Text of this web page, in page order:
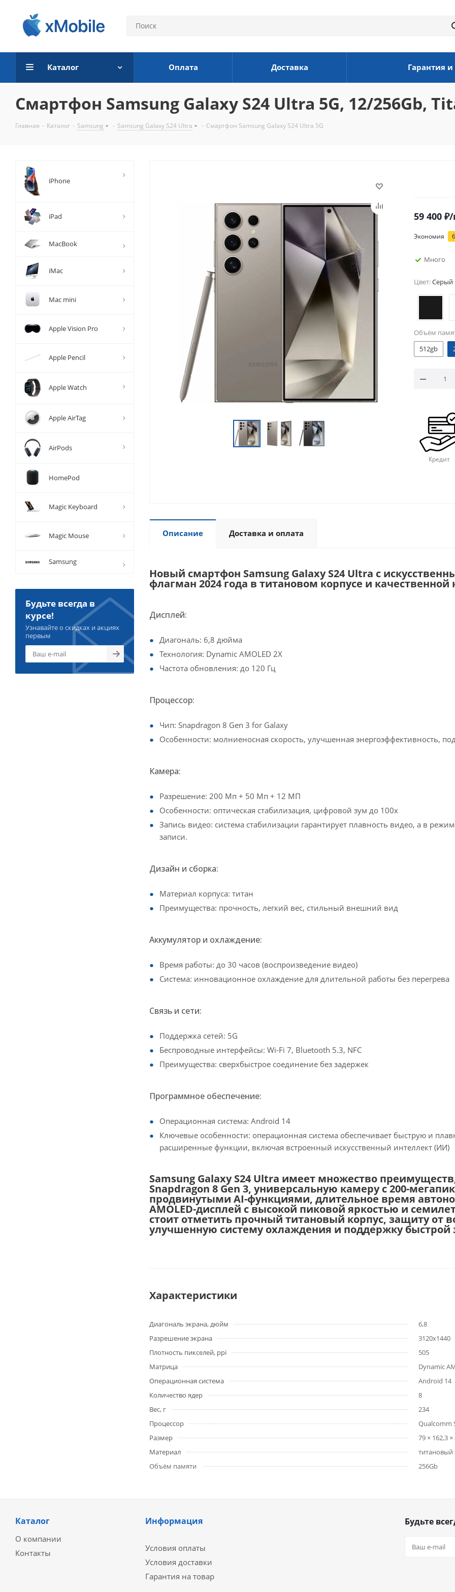
Каталог Оплата Доставка Гарантия и
Смартфон Samsung Galaxy S24 Ultra 5G, 12/256Gb,
Главная - Каталог - Samsung - Samsung Galaxy S24 Ultra - Смартфон Samsung Galaxy S24 Ultra 5G
59 400 ₽/
Экономия
Много
Цвет:Серый
Объём
512gb
Кредит
Описание Доставка и оплата
Новый смартфон Samsung Galaxy S24 Ultra с
флагман 2024 года в титановом корпусе и
Дисплей:
Диагональ: 6,8 дюйма
Технология: Dynamic AMOLED 2X
Частота обновления: до 120 Гц
Процессор:
Чип: Snapdragon 8 Gen 3 for Galaxy
Особенности: молниеносная скорость, улучшенная энергоэффективность,
Камера:
Разрешение: 200 Мп + 50 Мп + 12 МП
Особенности: оптическая стабилизация, цифровой зум до 100х
Запись видео: система стабилизации гарантирует плавность видео, а в
записи.
Дизайн и сборка:
Материал корпуса: титан
Преимущества: прочность, легкий вес, стильный внешний вид
Аккумулятор и охлаждение:
Время работы: до 30 часов (воспроизведение видео)
Система: инновационное охлаждение для длительной работы без перегрева
Связь и сети:
Поддержка сетей: 5G
Беспроводные интерфейсы: Wi-Fi 7, Bluetooth 5.3, NFC
Преимущества: сверхбыстрое соединение без задержек
Программное обеспечение:
Операционная система: Android 14
Ключевые особенности: операционная система обеспечивает быструю и
расширенные функции, включая встроенный искусственный интеллект (ИИ)
Samsung Galaxy S24 Ultra имеет множество
Snapdragon 8 Gen 3, универсальную камеру с 200-
продвинутыми AI-функциями, длительное время
AMOLED-дисплей с высокой пиковой яркостью и
стоит отметить прочный титановый корпус, защиту от
улучшенную систему охлаждения и поддержку быстрой
Характеристики
Диагональ экрана, дюйм
6,8
Разрешение экрана
3120x1440
Плотность пикселей, ppi
505
Матрица
Dynamic
Операционная система
Android 14
Количество ядер
8
Вес, г
234
Процессор
Qualcomm
Размер
79 × 162,3 ×
Материал
титановый
Объём памяти
256Gb
iPhone
iPad
MacBook
iMac
Mac mini
Apple Vision Pro
Apple Pencil
Apple Watch
Apple AirTag
AirPods
HomePod
Magic Keyboard
Magic Mouse
Samsung
Будьте всегда в
курсе!
Узнавайте о скидках и акциях
первым
Каталог
О компании
Контакты
Информация
Условия оплаты
Условия доставки
Гарантия на товар
Будьте